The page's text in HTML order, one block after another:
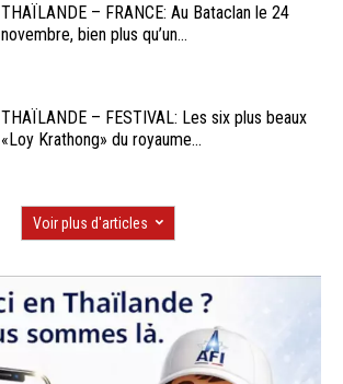
THAÏLANDE – FRANCE: Au Bataclan le 24
novembre, bien plus qu’un...
THAÏLANDE – FESTIVAL: Les six plus beaux
«Loy Krathong» du royaume...
Voir plus d'articles